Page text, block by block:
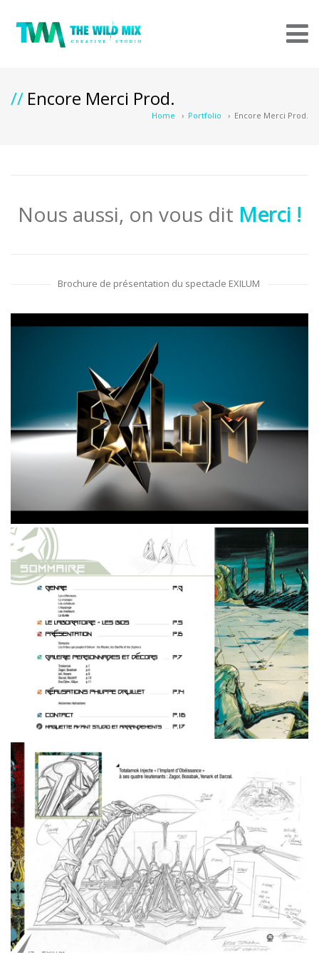
Encore Merci Prod.
Home › Portfolio › Encore Merci Prod.
Nous aussi, on vous dit Merci !
Brochure de présentation du spectacle EXILUM